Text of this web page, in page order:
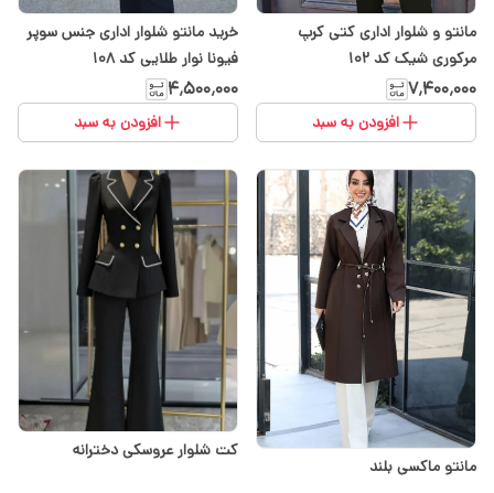
مانتو و شلوار اداری کتی کرپ
مرکوری شیک کد 102
۷٬۴۰۰٬۰۰۰
افزودن به سبد
خرید مانتو شلوار اداری جنس سوپر
فیونا نوار طلایی کد ۱۰۸
۴٬۵۰۰٬۰۰۰
افزودن به سبد
مانتو ماکسی بلند
کت شلوار عروسکی دخترانه